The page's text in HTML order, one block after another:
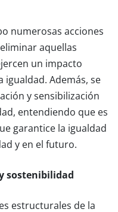
numerosas acciones
aquellas
un impacto
igualdad. Además, se
y sensibilización
entendiendo que es
garantice la igualdad
y en el futuro.
sostenibilidad
estructurales de la